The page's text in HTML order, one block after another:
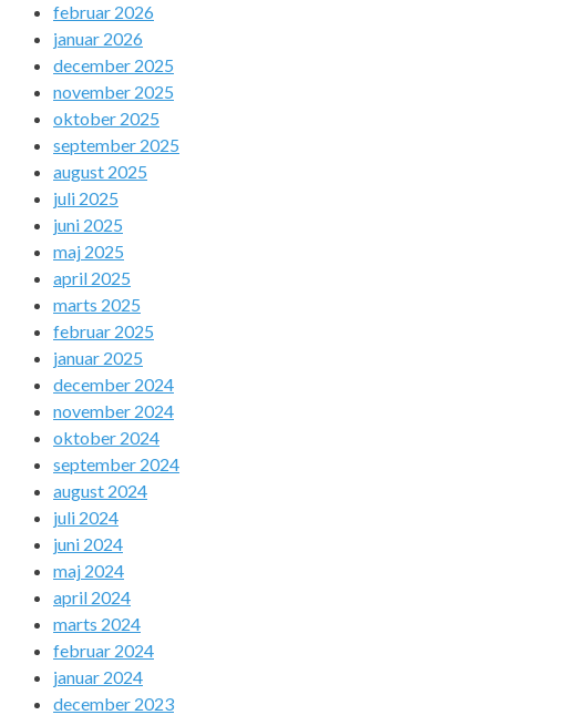
februar 2026
januar 2026
december 2025
november 2025
oktober 2025
september 2025
august 2025
juli 2025
juni 2025
maj 2025
april 2025
marts 2025
februar 2025
januar 2025
december 2024
november 2024
oktober 2024
september 2024
august 2024
juli 2024
juni 2024
maj 2024
april 2024
marts 2024
februar 2024
januar 2024
december 2023